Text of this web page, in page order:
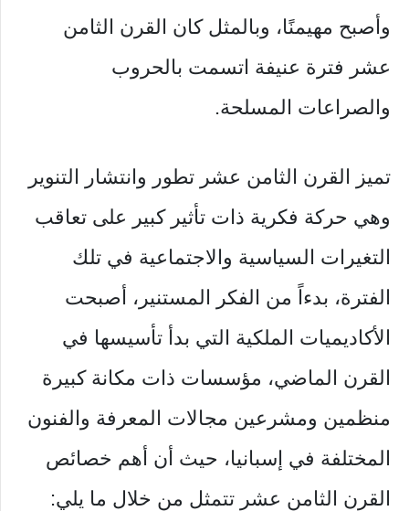
وأصبح مهيمنًا، وبالمثل كان القرن الثامن
عشر فترة عنيفة اتسمت بالحروب
والصراعات المسلحة.
تميز القرن الثامن عشر تطور وانتشار التنوير
وهي حركة فكرية ذات تأثير كبير على تعاقب
التغيرات السياسية والاجتماعية في تلك
الفترة، بدءاً من الفكر المستنير، أصبحت
الأكاديميات الملكية التي بدأ تأسيسها في
القرن الماضي، مؤسسات ذات مكانة كبيرة
منظمين ومشرعين مجالات المعرفة والفنون
المختلفة في إسبانيا، حيث أن أهم خصائص
القرن الثامن عشر تتمثل من خلال ما يلي: